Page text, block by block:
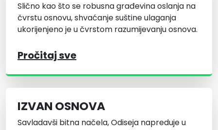
Slično kao što se robusna građevina oslanja na
čvrstu osnovu, shvaćanje suštine ulaganja
ukorijenjeno je u čvrstom razumijevanju osnova.
Pročitaj sve
IZVAN OSNOVA
Savladavši bitna načela, Odiseja napreduje u